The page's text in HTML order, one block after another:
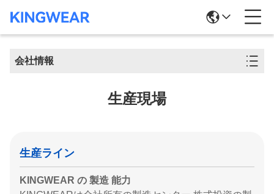
会社情報
生産現場
生産ライン
KINGWEAR の 製造 能力